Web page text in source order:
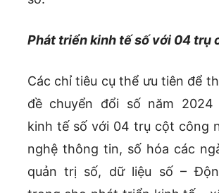
Phát triển kinh tế số với 04 trụ
Các chỉ tiêu cụ thể ưu tiên để
đề chuyển đổi số năm 2024
kinh tế số với 04 trụ cột công
nghệ thông tin, số hóa các
quản trị số, dữ liệu số –